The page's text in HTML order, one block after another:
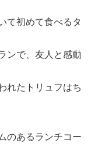
て初めて食べるタ
ンで、友人と感動
れたトリュフはち
のあるランチコー